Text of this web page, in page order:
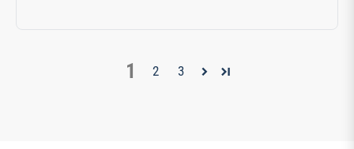
1 2 3